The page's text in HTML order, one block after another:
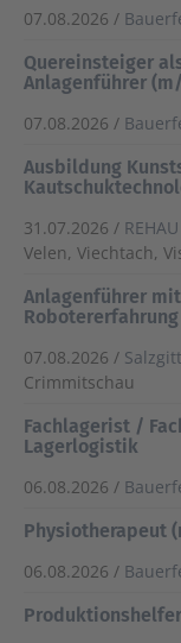
07.08.2026 /
Quereinsteiger
Anlagenführer
07.08.2026 /
Ausbildung
31.07.2026 /
Velen, Viechtach,
Anlagenführer mit
07.08.2026 /
Crimmitschau
Fachlagerist /
Lagerlogistik
06.08.2026 /
Physiotherapeut
06.08.2026 /